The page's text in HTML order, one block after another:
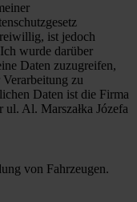
ist jedoch
wurde darüber
Daten zuzugreifen,
zu
Daten ist die Firma
Al. Marszałka Józefa
von Fahrzeugen.